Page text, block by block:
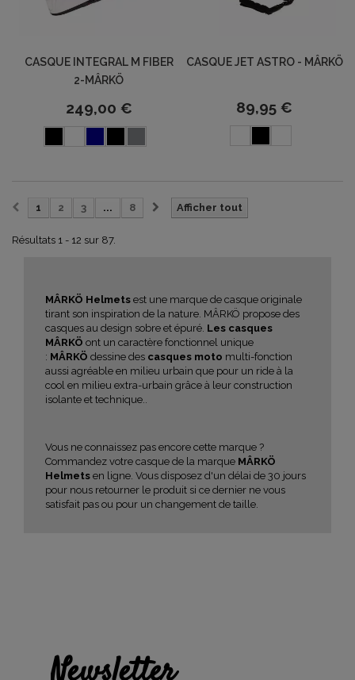
CASQUE INTEGRAL M FIBER
2-MÂRKÖ
249,00 €
CASQUE JET ASTRO - MÂRKÖ
89,95 €
Afficher tout
1 2 3 ... 8
Résultats 1 - 12 sur 87.
MÂRKÖ Helmets est une marque de casque originale
tirant son inspiration de la nature. MÂRKÖ propose des
casques au design sobre et épuré. Les casques
MÂRKÖ ont un caractère fonctionnel unique
: MÂRKÖ dessine des casques moto multi-fonction
aussi agréable en milieu urbain que pour un ride à la
cool en milieu extra-urbain grâce à leur construction
isolante et technique..
Vous ne connaissez pas encore cette marque ?
Commandez votre casque de la marque MÂRKÖ
Helmets en ligne. Vous disposez d'un délai de 30 jours
pour nous retourner le produit si ce dernier ne vous
satisfait pas ou pour un changement de taille.